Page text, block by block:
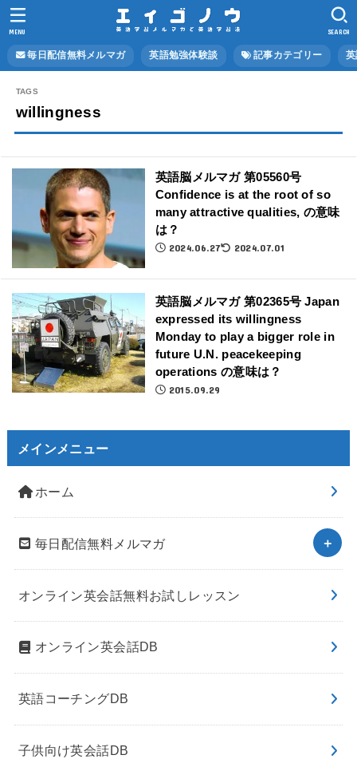
毎日配信無料メルマガ 英語勉強体験談 記事カテゴリー
SEARCH
MENU
willingness
英語脳メルマガ 第05560号
Confidence is at the root of so
many attractive qualities, の意味
は？
2024.06.27 2024.07.01
英語脳メルマガ 第02365号 Japan
expressed its willingness
Monday to play a bigger role in
future U.N. peacekeeping
operations の意味は？
2015.09.29
メインメニュー
ホーム
毎日配信無料メルマガ
オンライン英会話無料お試しレッスン
オンライン英会話DB
英語コーチングDB
子供向け英会話DB